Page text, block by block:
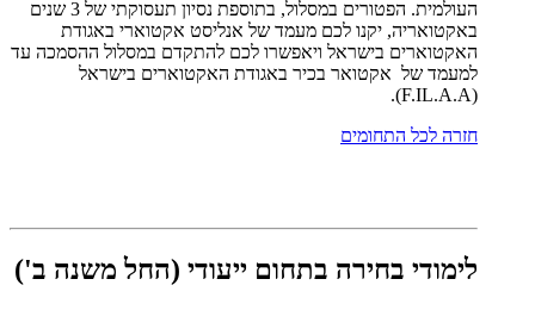
העולמית. הפטורים במסלול, בתוספת נסיון תעסוקתי של 3 שנים
באקטואריה, יקנו לכם מעמד של אנליסט אקטוארי באגודת
האקטוארים בישראל ויאפשרו לכם להתקדם במסלול ההסמכה עד
למעמד של אקטואר בכיר באגודת האקטוארים בישראל
(F.IL.A.A).
חזרה לכל התחומים
לימודי בחירה בתחום ייעודי (החל משנה ב')